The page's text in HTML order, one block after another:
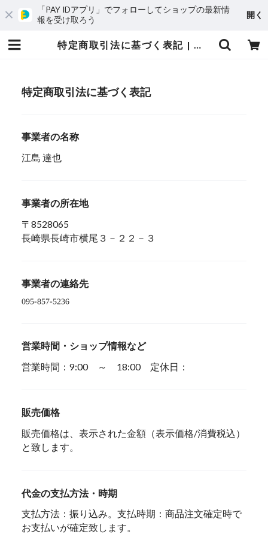
「PAY IDアプリ」でフォローしてショップの最新情
報を受け取ろう
開く
特定商取引法に基づく表記 | 長崎の対州馬 ひん太 商店/アトリエはやぶさ
特定商取引法に基づく表記
事業者の名称
江島 達也
事業者の所在地
〒8528065
長崎県長崎市横尾３－２２－３
事業者の連絡先
営業時間・ショップ情報など
営業時間：9:00 ～ 18:00 定休日：
販売価格
販売価格は、表示された金額（表示価格/消費税込）
と致します。
代金の支払方法・時期
支払方法：振り込み。支払時期：商品注文確定時で
お支払いが確定致します。